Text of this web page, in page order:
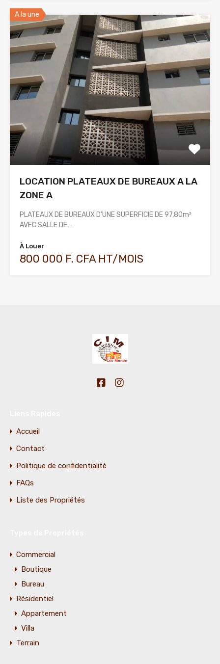
A la une
LOCATION PLATEAUX DE BUREAUX A LA
ZONE A
PLATEAUX DE BUREAUX D’UNE SUPERFICIE DE 97,80m²
AVEC SALLE DE…
À Louer
800 000 F. CFA HT/MOIS
Accueil
Contact
Politique de confidentialité
FAQs
Liste des Propriétés
Commercial
Boutique
Bureau
Résidentiel
Appartement
Villa
Terrain